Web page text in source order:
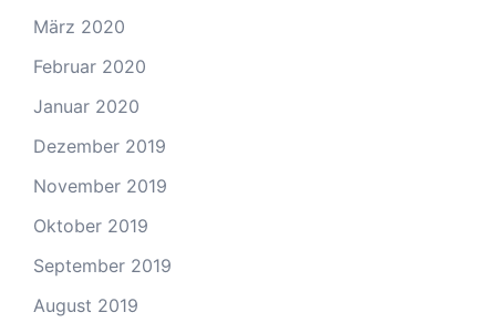
März 2020
Februar 2020
Januar 2020
Dezember 2019
November 2019
Oktober 2019
September 2019
August 2019